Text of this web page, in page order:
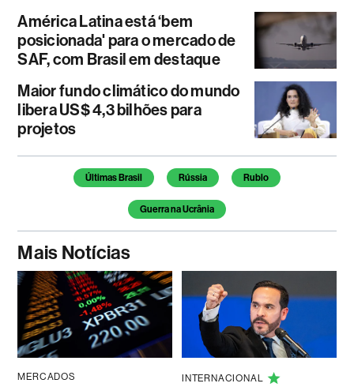
América Latina está ‘bem
posicionada' para o mercado de
SAF, com Brasil em destaque
Maior fundo climático do mundo
libera US$ 4,3 bilhões para
projetos
Temas deste artigo
Últimas Brasil Rússia Rublo
Guerra na Ucrânia
Mais Notícias
MERCADOS INTERNACIONAL